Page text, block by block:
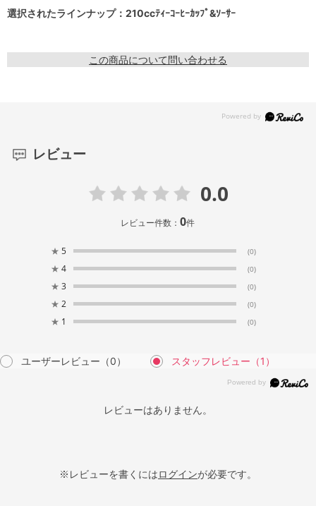
選択されたラインナップ：210ccﾃｨｰｺｰﾋｰｶｯﾌﾟ&ｿｰｻｰ
この商品について問い合わせる
レビュー
0.0
レビュー件数：0件
★ 5 (0)
★ 4 (0)
★ 3 (0)
★ 2 (0)
★ 1 (0)
ユーザーレビュー （0） スタッフレビュー （1）
レビューはありません。
※レビューを書くにはログインが必要です。